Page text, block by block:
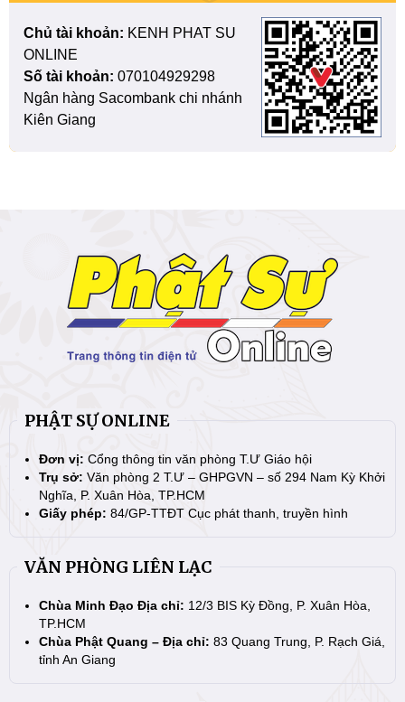
Chủ tài khoản: KENH PHAT SU
ONLINE
Số tài khoản: 070104929298
Ngân hàng Sacombank chi nhánh
Kiên Giang
PHẬT SỰ ONLINE
Đơn vị: Cổng thông tin văn phòng T.Ư Giáo hội
Trụ sở: Văn phòng 2 T.Ư – GHPGVN – số 294 Nam Kỳ Khởi
Nghĩa, P. Xuân Hòa, TP.HCM
Giấy phép: 84/GP-TTĐT Cục phát thanh, truyền hình
VĂN PHÒNG LIÊN LẠC
Chùa Minh Đạo Địa chỉ: 12/3 BIS Kỳ Đồng, P. Xuân Hòa,
TP.HCM
Chùa Phật Quang – Địa chỉ: 83 Quang Trung, P. Rạch Giá,
tỉnh An Giang